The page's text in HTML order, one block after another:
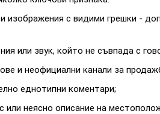
изображения с видими грешки -
или звук, който не съвпада с
и неофициални канали за
еднотипни коментари;
или неясно описание на